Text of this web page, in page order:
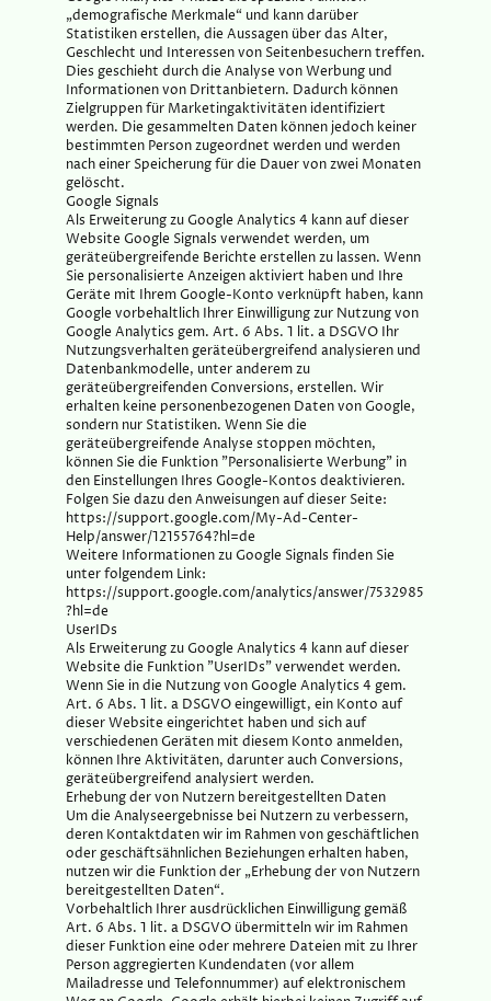
„demografische Merkmale“ und kann darüber
Statistiken erstellen, die Aussagen über das Alter,
Geschlecht und Interessen von Seitenbesuchern treffen.
Dies geschieht durch die Analyse von Werbung und
Informationen von Drittanbietern. Dadurch können
Zielgruppen für Marketingaktivitäten identifiziert
werden. Die gesammelten Daten können jedoch keiner
bestimmten Person zugeordnet werden und werden
nach einer Speicherung für die Dauer von zwei Monaten
gelöscht.
Google Signals
Als Erweiterung zu Google Analytics 4 kann auf dieser
Website Google Signals verwendet werden, um
geräteübergreifende Berichte erstellen zu lassen. Wenn
Sie personalisierte Anzeigen aktiviert haben und Ihre
Geräte mit Ihrem Google-Konto verknüpft haben, kann
Google vorbehaltlich Ihrer Einwilligung zur Nutzung von
Google Analytics gem. Art. 6 Abs. 1 lit. a DSGVO Ihr
Nutzungsverhalten geräteübergreifend analysieren und
Datenbankmodelle, unter anderem zu
geräteübergreifenden Conversions, erstellen. Wir
erhalten keine personenbezogenen Daten von Google,
sondern nur Statistiken. Wenn Sie die
geräteübergreifende Analyse stoppen möchten,
können Sie die Funktion "Personalisierte Werbung" in
den Einstellungen Ihres Google-Kontos deaktivieren.
Folgen Sie dazu den Anweisungen auf dieser Seite:
https://support.google.com/My-Ad-Center-
Help/answer/12155764?hl=de
Weitere Informationen zu Google Signals finden Sie
unter folgendem Link:
https://support.google.com/analytics/answer/7532985
?hl=de
UserIDs
Als Erweiterung zu Google Analytics 4 kann auf dieser
Website die Funktion "UserIDs" verwendet werden.
Wenn Sie in die Nutzung von Google Analytics 4 gem.
Art. 6 Abs. 1 lit. a DSGVO eingewilligt, ein Konto auf
dieser Website eingerichtet haben und sich auf
verschiedenen Geräten mit diesem Konto anmelden,
können Ihre Aktivitäten, darunter auch Conversions,
geräteübergreifend analysiert werden.
Erhebung der von Nutzern bereitgestellten Daten
Um die Analyseergebnisse bei Nutzern zu verbessern,
deren Kontaktdaten wir im Rahmen von geschäftlichen
oder geschäftsähnlichen Beziehungen erhalten haben,
nutzen wir die Funktion der „Erhebung der von Nutzern
bereitgestellten Daten“.
Vorbehaltlich Ihrer ausdrücklichen Einwilligung gemäß
Art. 6 Abs. 1 lit. a DSGVO übermitteln wir im Rahmen
dieser Funktion eine oder mehrere Dateien mit zu Ihrer
Person aggregierten Kundendaten (vor allem
Mailadresse und Telefonnummer) auf elektronischem